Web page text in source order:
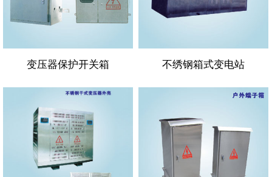
变压器保护开关箱 不绣钢箱式变电站